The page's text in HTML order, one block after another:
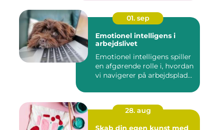
01. sep
Emotionel intelligens i
arbejdslivet
Emotionel intelligens spiller
en afgørende rolle i, hvordan
vi navigerer på arbejdsplad...
28. aug
Skab din egen kunst med